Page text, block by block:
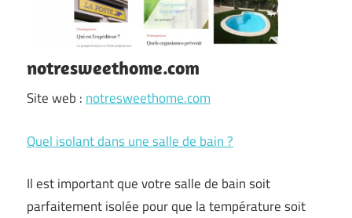
notresweethome.com
Site web : notresweethome.com
Quel isolant dans une salle de bain ?
Il est important que votre salle de bain soit
parfaitement isolée pour que la température soit